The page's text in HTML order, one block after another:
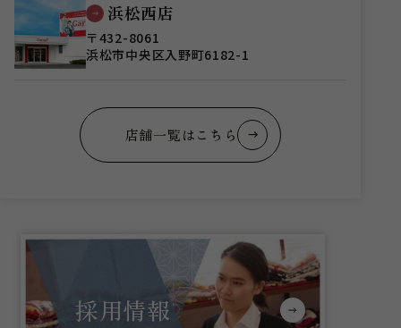
浜松西店
〒432-8061
浜松市中央区入野町6182-1
店舗一覧はこちら
採用情報